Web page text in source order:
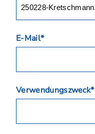
E-Mail*
Verwendungszweck*